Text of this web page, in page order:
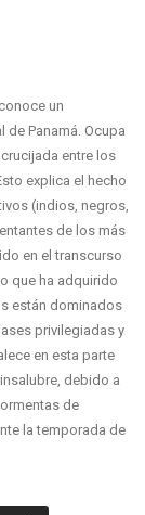
un
Panamá. Ocupa
entre los
explica el hecho
(indios, negros,
de los más
en el transcurso
que ha adquirido
están dominados
privilegiadas y
en esta parte
debido a
de
la temporada de